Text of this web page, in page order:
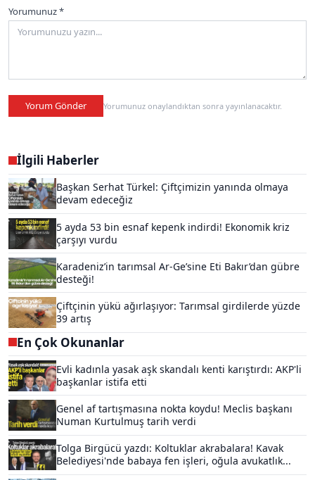
Yorumunuz *
Yorum Gönder Yorumunuz onaylandıktan sonra yayınlanacaktır.
İlgili Haberler
Başkan Serhat Türkel: Çiftçimizin yanında olmaya
devam edeceğiz
5 ayda 53 bin esnaf kepenk indirdi! Ekonomik kriz
çarşıyı vurdu
Karadeniz’in tarımsal Ar-Ge’sine Eti Bakır’dan gübre
desteği!
Çiftçinin yükü ağırlaşıyor: Tarımsal girdilerde yüzde
39 artış
En Çok Okunanlar
Evli kadınla yasak aşk skandalı kenti karıştırdı: AKP'li
başkanlar istifa etti
Genel af tartışmasına nokta koydu! Meclis başkanı
Numan Kurtulmuş tarih verdi
Tolga Birgücü yazdı: Koltuklar akrabalara! Kavak
Belediyesi'nde babaya fen işleri, oğula avukatlık...